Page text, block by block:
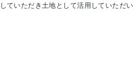
ていただき土地として活用していただい